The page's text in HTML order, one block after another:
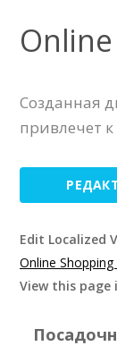
Созданная
привлечет
Edit Localized
Online
View this page